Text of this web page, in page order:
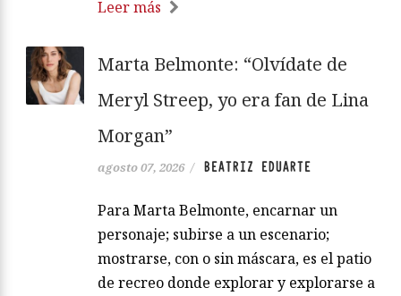
Leer más
Marta Belmonte: “Olvídate de
Meryl Streep, yo era fan de Lina
Morgan”
agosto 07, 2026 / BEATRIZ EDUARTE
Para Marta Belmonte, encarnar un
personaje; subirse a un escenario;
mostrarse, con o sin máscara, es el patio
de recreo donde explorar y explorarse a